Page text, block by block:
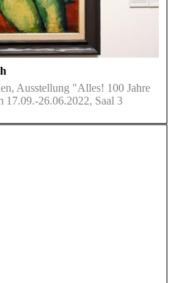
Ausstellung "Alles! 100 Jahre
17.09.-26.06.2022, Saal 3